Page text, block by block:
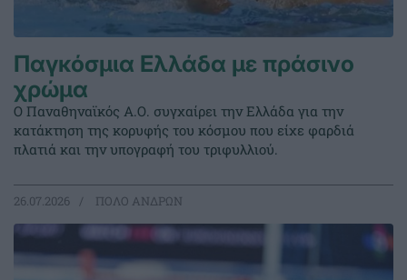
Παγκόσμια Ελλάδα με πράσινο
χρώμα
Ο Παναθηναϊκός Α.Ο. συγχαίρει την Ελλάδα για την
κατάκτηση της κορυφής του κόσμου που είχε φαρδιά
πλατιά και την υπογραφή του τριφυλλιού.
26.07.2026 ΠΟΛΟ ΑΝΔΡΩΝ